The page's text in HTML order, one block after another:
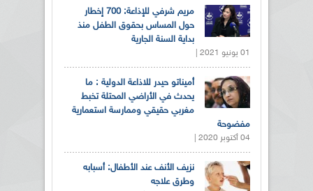
مريم شرفي للإذاعة: 700 إخطار
حول المساس بحقوق الطفل منذ
بداية السنة الجارية
01 يونيو 2021 |
أميناتو حيدر للاذاعة الدولية : ما
يحدث في الأراضي المحتلة تخبط
مغربي حقيقي وممارسة استعمارية
مفضوحة
04 أكتوبر 2020 |
نزيف الأنف عند الأطفال: أسبابه
وطرق علاجه